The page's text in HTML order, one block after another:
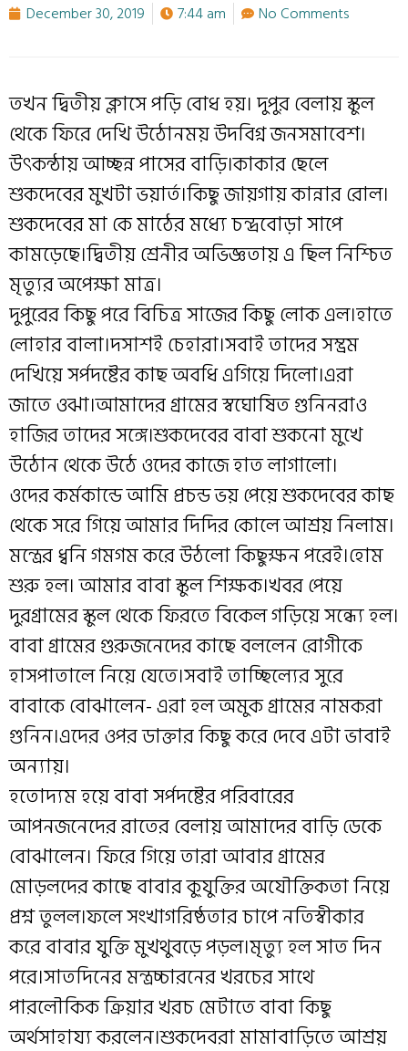
December 30, 2019 7:44 am No Comments
তখন দ্বিতীয় ক্লাসে পড়ি বোধ হয়। দুপুর বেলায় স্কুল
থেকে ফিরে দেখি উঠোনময় উদবিগ্ন জনসমাবেশ।
উৎকন্ঠায় আচ্ছন্ন পাসের বাড়ি।কাকার ছেলে
শুকদেবের মুখটা ভয়ার্ত।কিছু জায়গায় কান্নার রোল।
শুকদেবের মা কে মাঠের মধ্যে চন্দ্রবোড়া সাপে
কামড়েছে।দ্বিতীয় শ্রেনীর অভিজ্ঞতায় এ ছিল নিশ্চিত
মৃত্যুর অপেক্ষা মাত্র।
দুপুরের কিছু পরে বিচিত্র সাজের কিছু লোক এল।হাতে
লোহার বালা।দসাশই চেহারা।সবাই তাদের সম্ভ্রম
দেখিয়ে সর্পদষ্টের কাছ অবধি এগিয়ে দিলো।এরা
জাতে ওঝা।আমাদের গ্রামের স্বঘোষিত গুনিনরাও
হাজির তাদের সঙ্গে।শুকদেবের বাবা শুকনো মুখে
উঠোন থেকে উঠে ওদের কাজে হাত লাগালো।
ওদের কর্মকান্ডে আমি প্রচন্ড ভয় পেয়ে শুকদেবের কাছ
থেকে সরে গিয়ে আমার দিদির কোলে আশ্রয় নিলাম।
মন্ত্রের ধ্বনি গমগম করে উঠলো কিছুক্ষন পরেই।হোম
শুরু হল। আমার বাবা স্কুল শিক্ষক।খবর পেয়ে
দুরগ্রামের স্কুল থেকে ফিরতে বিকেল গড়িয়ে সন্ধ্যে হল।
বাবা গ্রামের গুরুজনেদের কাছে বললেন রোগীকে
হাসপাতালে নিয়ে যেতে।সবাই তাচ্ছিল্যের সুরে
বাবাকে বোঝালেন- এরা হল অমুক গ্রামের নামকরা
গুনিন।এদের ওপর ডাক্তার কিছু করে দেবে এটা ভাবাই
অন্যায়।
হতোদ্যম হয়ে বাবা সর্পদষ্টের পরিবারের
আপনজনেদের রাতের বেলায় আমাদের বাড়ি ডেকে
বোঝালেন। ফিরে গিয়ে তারা আবার গ্রামের
মোড়লদের কাছে বাবার কু্যুক্তির অযৌক্তিকতা নিয়ে
প্রশ্ন তুলল।ফলে সংখাগরিষ্ঠতার চাপে নতিস্বীকার
করে বাবার যুক্তি মুখথুবড়ে পড়ল।মৃত্যু হল সাত দিন
পরে।সাতদিনের মন্ত্রচ্চারনের খরচের সাথে
পারলৌকিক ক্রিয়ার খরচ মেটাতে বাবা কিছু
অর্থসাহায্য করলেন।শুকদেবরা মামাবাড়িতে আশ্রয়